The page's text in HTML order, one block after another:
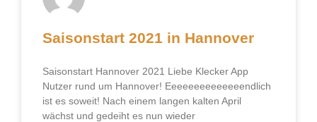
Saisonstart 2021 in Hannover
Saisonstart Hannover 2021 Liebe Klecker App
Nutzer rund um Hannover! Eeeeeeeeeeeeeendlich
ist es soweit! Nach einem langen kalten April
wächst und gedeiht es nun wieder